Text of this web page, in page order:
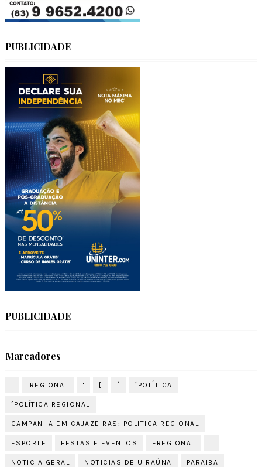
PUBLICIDADE
PUBLICIDADE
Marcadores
. .REGIONAL ' [ ´ ´POLÍTICA
´POLÍTICA REGIONAL
CAMPANHA EM CAJAZEIRAS: POLITICA REGIONAL
ESPORTE FESTAS E EVENTOS FREGIONAL L
NOTICIA GERAL NOTICIAS DE UIRAÚNA PARAIBA